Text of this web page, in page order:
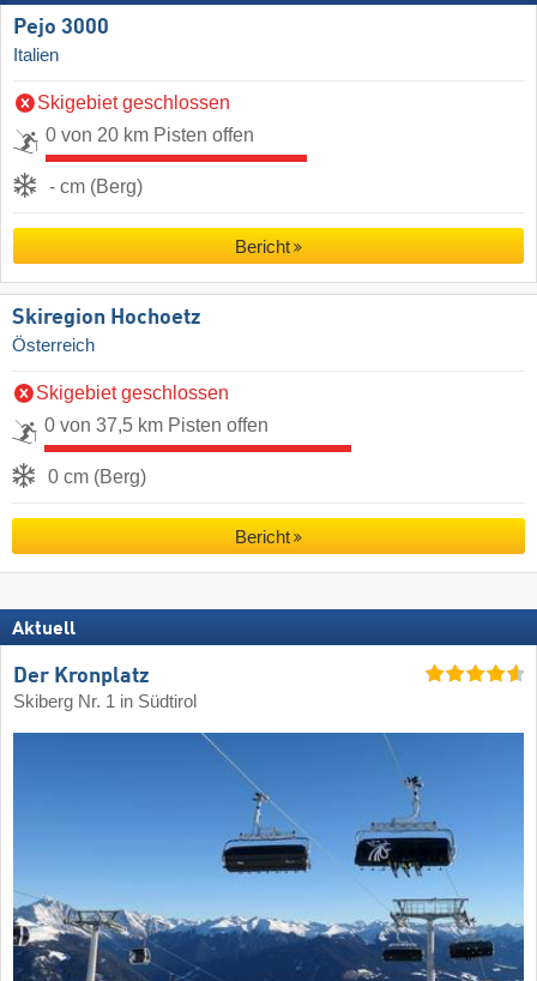
Pejo 3000
Italien
Skigebiet geschlossen
0 von 20 km Pisten offen
- cm (Berg)
Bericht
Skiregion Hochoetz
Österreich
Skigebiet geschlossen
0 von 37,5 km Pisten offen
0 cm (Berg)
Bericht
Aktuell
Der Kronplatz
Skiberg Nr. 1 in Südtirol